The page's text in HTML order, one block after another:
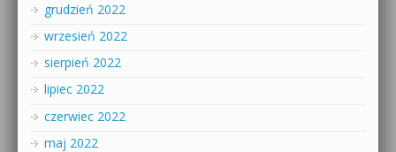
grudzień 2022
wrzesień 2022
sierpień 2022
lipiec 2022
czerwiec 2022
maj 2022